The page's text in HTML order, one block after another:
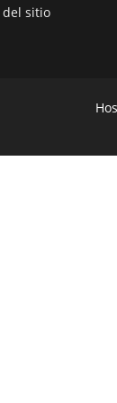
del sitio